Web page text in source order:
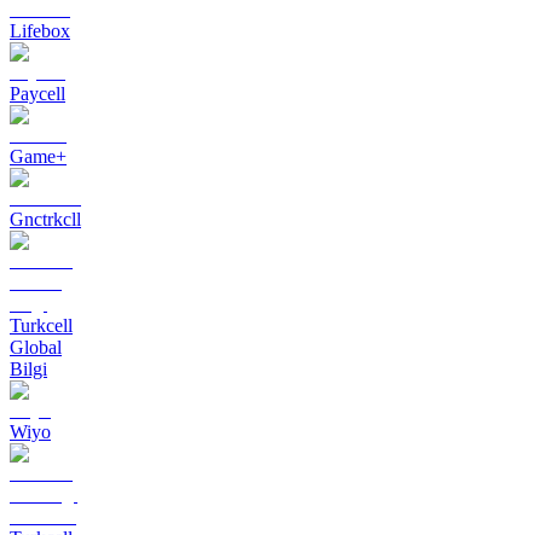
Lifebox
Paycell
Game+
Gnctrkcll
Turkcell
Global
Bilgi
Wiyo